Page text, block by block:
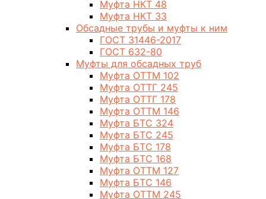
Муфта НКТ 48
Муфта НКТ 33
Обсадные трубы и муфты к ним
ГОСТ 31446-2017
ГОСТ 632-80
Муфты для обсадных труб
Муфта ОТТМ 102
Муфта ОТТГ 245
Муфта ОТТГ 178
Муфта ОТТМ 146
Муфта БТС 324
Муфта БТС 245
Муфта БТС 178
Муфта БТС 168
Муфта ОТТМ 127
Муфта БТС 146
Муфта ОТТМ 245